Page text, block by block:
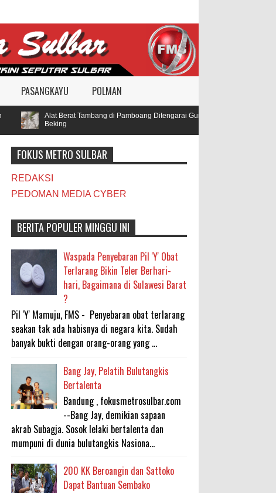
PASANGKAYU POLMAN
Alat Berat Tambang di Pamboang Ditengarai Gunakan BBM Subsidi,
Beking
FOKUS METRO SULBAR
REDAKSI
PEDOMAN MEDIA CYBER
BERITA POPULER MINGGU INI
Waspada Penyebaran Pil 'Y' Obat
Terlarang Bikin Teler Berhari-
hari, Bagaimana di Sulawesi Barat
?
Pil 'Y' Mamuju, FMS - Penyebaran obat terlarang
seakan tak ada habisnya di negara kita. Sudah
banyak bukti dengan orang-orang yang ...
Bang Jay, Pelatih Bulutangkis
Bertalenta
Bandung , fokusmetrosulbar.com
--Bang Jay, demikian sapaan
akrab Subagja. Sosok lelaki bertalenta dan
mumpuni di dunia bulutangkis Nasiona...
200 KK Beroangin dan Sattoko
Dapat Bantuan Sembako